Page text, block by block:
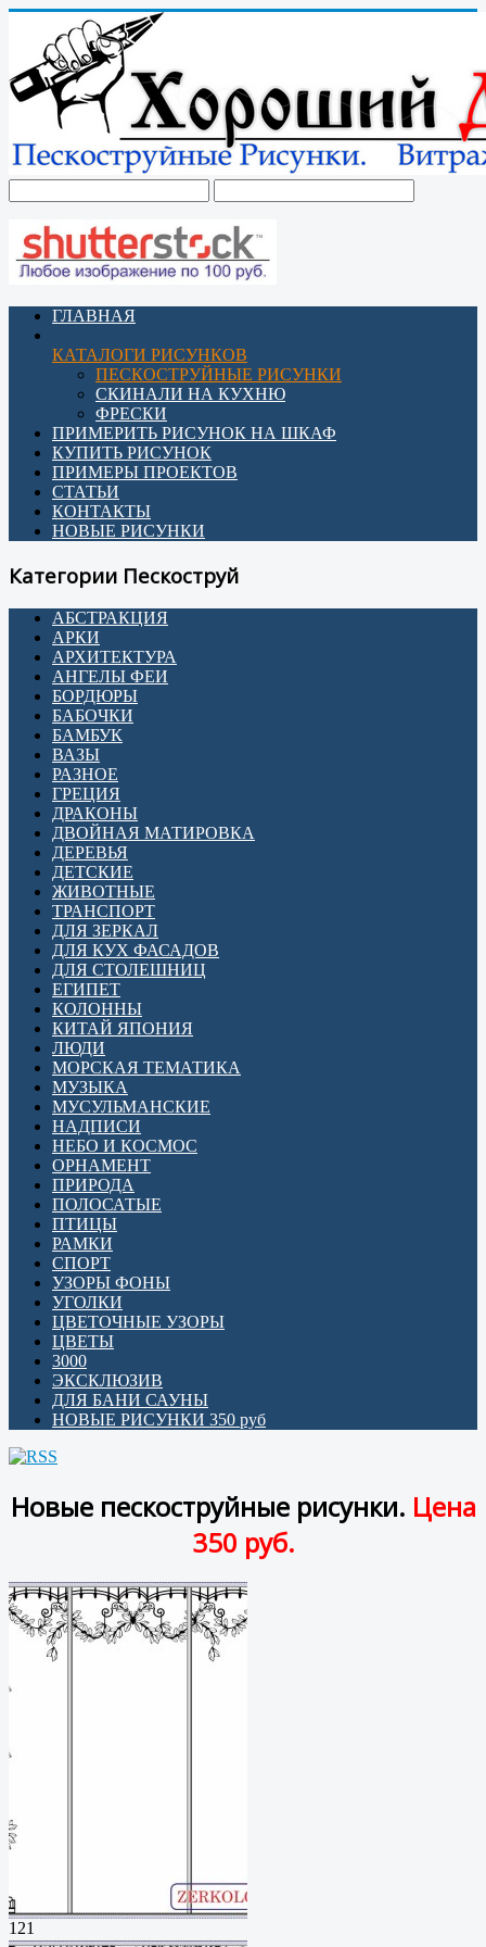
ГЛАВНАЯ
КАТАЛОГИ РИСУНКОВ
ПЕСКОСТРУЙНЫЕ РИСУНКИ
СКИНАЛИ НА КУХНЮ
ФРЕСКИ
ПРИМЕРИТЬ РИСУНОК НА ШКАФ
КУПИТЬ РИСУНОК
ПРИМЕРЫ ПРОЕКТОВ
СТАТЬИ
КОНТАКТЫ
НОВЫЕ РИСУНКИ
Категории Пескоструй
АБСТРАКЦИЯ
АРКИ
АРХИТЕКТУРА
АНГЕЛЫ ФЕИ
БОРДЮРЫ
БАБОЧКИ
БАМБУК
ВАЗЫ
РАЗНОЕ
ГРЕЦИЯ
ДРАКОНЫ
ДВОЙНАЯ МАТИРОВКА
ДЕРЕВЬЯ
ДЕТСКИЕ
ЖИВОТНЫЕ
ТРАНСПОРТ
ДЛЯ ЗЕРКАЛ
ДЛЯ КУХ ФАСАДОВ
ДЛЯ СТОЛЕШНИЦ
ЕГИПЕТ
КОЛОННЫ
КИТАЙ ЯПОНИЯ
ЛЮДИ
МОРСКАЯ ТЕМАТИКА
МУЗЫКА
МУСУЛЬМАНСКИЕ
НАДПИСИ
НЕБО И КОСМОС
ОРНАМЕНТ
ПРИРОДА
ПОЛОСАТЫЕ
ПТИЦЫ
РАМКИ
СПОРТ
УЗОРЫ ФОНЫ
УГОЛКИ
ЦВЕТОЧНЫЕ УЗОРЫ
ЦВЕТЫ
3000
ЭКСКЛЮЗИВ
ДЛЯ БАНИ САУНЫ
НОВЫЕ РИСУНКИ 350 руб
Новые пескоструйные рисунки. Цена
350 руб.
121